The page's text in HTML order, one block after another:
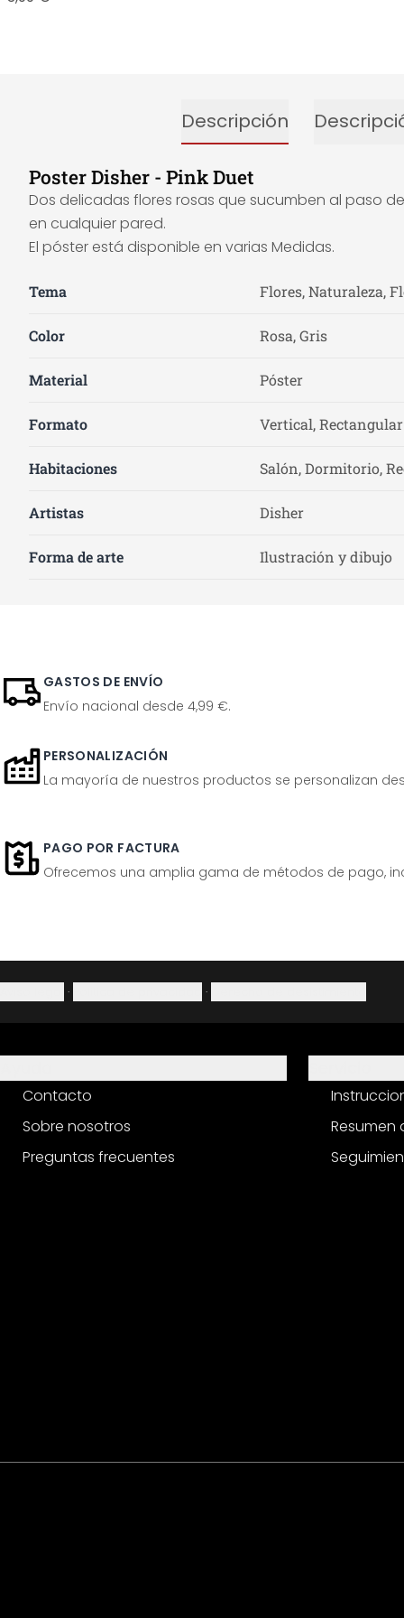
Descripción
Poster Disher - Pink Duet
Dos delicadas flores rosas que sucumben al paso
en cualquier pared.
El póster está disponible en varias Medidas.
Tema Flores, Naturaleza,
Color Rosa, Gris
Material Póster
Formato Vertical, Rectangular
Habitaciones Salón, Dormitorio,
Artistas Disher
Forma de arte Ilustración y dibujo
GASTOS DE ENVÍO
Envío nacional desde 4,99 €.
PERSONALIZACIÓN
La mayoría de nuestros productos se personalizan
PAGO POR FACTURA
Ofrecemos una amplia gama de métodos de pago,
· ·
Contacto
Sobre nosotros
Preguntas frecuentes
Resumen